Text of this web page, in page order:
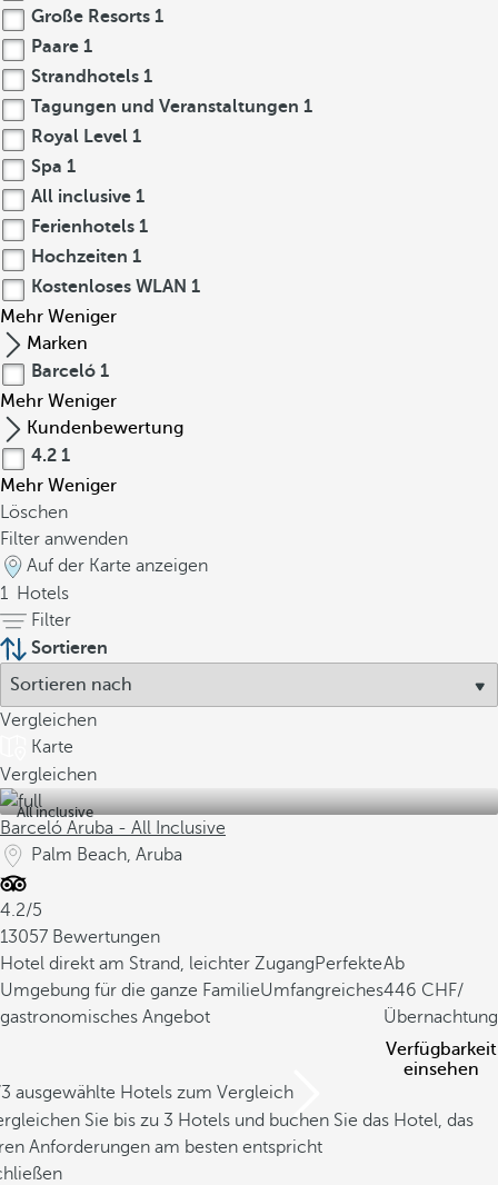
Große Resorts 1
Paare 1
Strandhotels 1
Tagungen und Veranstaltungen 1
Royal Level 1
Spa 1
All inclusive 1
Ferienhotels 1
Hochzeiten 1
Kostenloses WLAN 1
Mehr Weniger
Marken
Barceló 1
Mehr Weniger
Kundenbewertung
4.2 1
Mehr Weniger
Löschen
Filter anwenden
Auf der Karte anzeigen
1 Hotels
Filter
Sortieren
Vergleichen
Karte
Vergleichen
All inclusive
Barceló Aruba - All Inclusive
Palm Beach, Aruba
4.2/5
13057 Bewertungen
Hotel direkt am Strand, leichter ZugangPerfekte
Umgebung für die ganze FamilieUmfangreiches
gastronomisches Angebot
Ab
446
/
Übernachtung
Verfügbarkeit
einsehen
ausgewählte Hotels zum Vergleich
Sie bis zu 3 Hotels und buchen Sie das Hotel, das
Anforderungen am besten entspricht